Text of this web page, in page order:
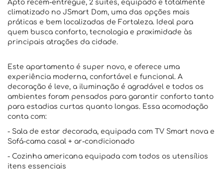
Apto recém-entregue, 2 suítes, equipado e totalmente
climatizado no JSmart Dom, uma das opções mais
práticas e bem localizadas de Fortaleza. Ideal para
quem busca conforto, tecnologia e proximidade às
principais atrações da cidade.
Este apartamento é super novo, e oferece uma
experiência moderna, confortável e funcional. A
decoração é leve, a iluminação é agradável e todos os
ambientes foram pensados para garantir conforto tanto
para estadias curtas quanto longas. Essa acomodação
conta com:
- Sala de estar decorada, equipada com TV Smart nova e
Sofá-cama casal + ar-condicionado
- Cozinha americana equipada com todos os utensílios
itens essenciais